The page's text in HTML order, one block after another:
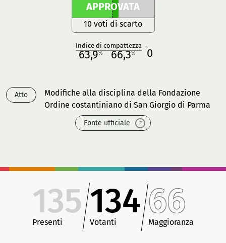
APPROVATA
10 voti di scarto
Indice di compattezza
63,9% 66,3% 0
Atto
Modifiche alla disciplina della Fondazione
Ordine costantiniano di San Giorgio di Parma
Fonte ufficiale
135
Presenti
134
Votanti
66
Maggioranza